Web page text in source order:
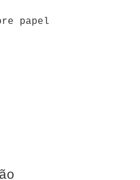
papel